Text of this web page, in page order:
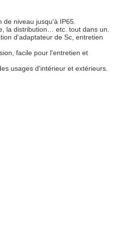
niveau jusqu'à IP65.
la distribution… etc. tout dans un.
d'adaptateur de Sc, entretien
facile pour l'entretien et
usages d'intérieur et extérieurs.